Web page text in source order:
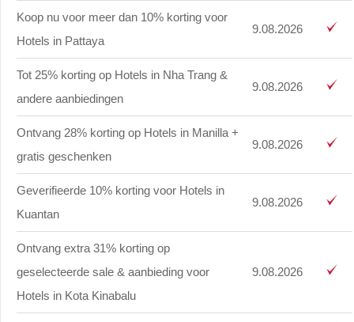
Koop nu voor meer dan 10% korting voor
Hotels in Pattaya
9.08.2026
Tot 25% korting op Hotels in Nha Trang &
andere aanbiedingen
9.08.2026
Ontvang 28% korting op Hotels in Manilla +
gratis geschenken
9.08.2026
Geverifieerde 10% korting voor Hotels in
Kuantan
9.08.2026
Ontvang extra 31% korting op
geselecteerde sale & aanbieding voor
Hotels in Kota Kinabalu
9.08.2026